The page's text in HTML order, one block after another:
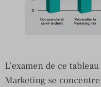
L’examen de ce
Marketing se